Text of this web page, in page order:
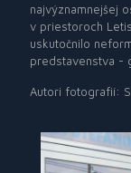
najvýznamnejšej
v priestoroch
uskutočnilo
predstavenstva -
Autori fotografií: